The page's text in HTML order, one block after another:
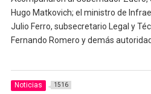
Hugo Matkovich; el ministro de
Julio Ferro, subsecretario Legal y
Fernando Romero y demás
Noticias 1516